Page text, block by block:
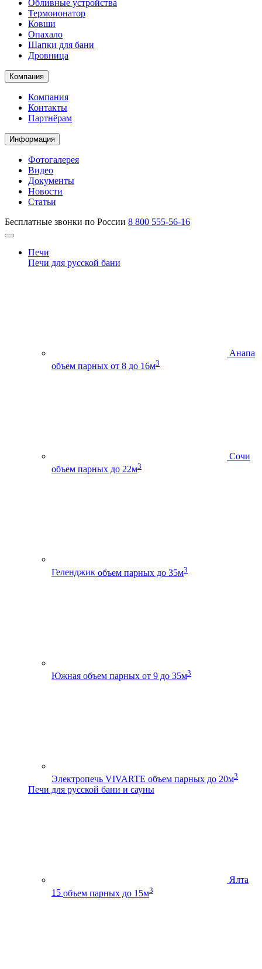
Обливные устройства
Термоионатор
Ковши
Опахало
Шапки для бани
Дровница
Компания
Компания
Контакты
Партнёрам
Информация
Фотогалерея
Видео
Документы
Новости
Статьи
Бесплатные звонки по России 8 800 555-56-16
Печи
Печи для русской бани
Анапа
объем парных от 8 до 16м3
Сочи
объем парных до 22м3
Геленджик объем парных до 35м3
Южная объем парных от 9 до 35м3
Электропечь VIVARTE объем парных до 20м3
Печи для русской бани и сауны
Ялта
15 объем парных до 15м3